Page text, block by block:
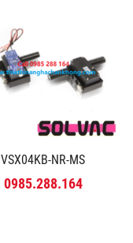
VSX04KB-NR-MS
0985.288.164